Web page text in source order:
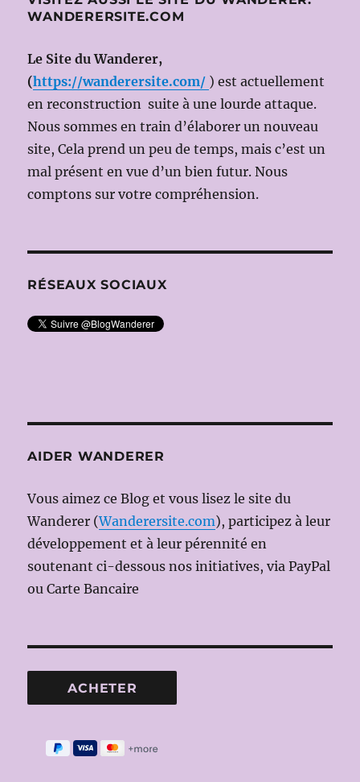
LUISI;
Ms
scène:
BIEITO)
WANDERERSITE.COM
Le Site du Wanderer,
(https://wanderersite.com/ ) est actuellement
en reconstruction suite à une lourde attaque.
Nous sommes en train d’élaborer un nouveau
site, Cela prend un peu de temps, mais c’est un
mal présent en vue d’un bien futur. Nous
comptons sur votre compréhension.
RÉSEAUX SOCIAUX
AIDER WANDERER
Vous aimez ce Blog et vous lisez le site du
Wanderer (Wanderersite.com), participez à leur
développement et à leur pérennité en
soutenant ci-dessous nos initiatives, via PayPal
ou Carte Bancaire